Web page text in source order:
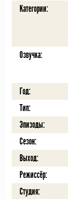
Категории:
Озвучка:
Год:
Тип:
Эпизоды:
Сезон:
Выход:
Режиссёр:
Студия: